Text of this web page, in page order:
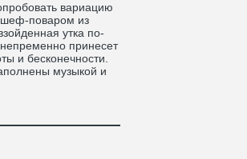
вариацию
шеф-поваром из
утка по-
принесет
и бесконечности.
музыкой и